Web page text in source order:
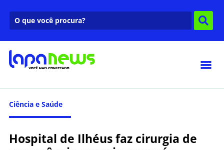
Ciência e Saúde
Hospital de Ilhéus faz cirurgia de